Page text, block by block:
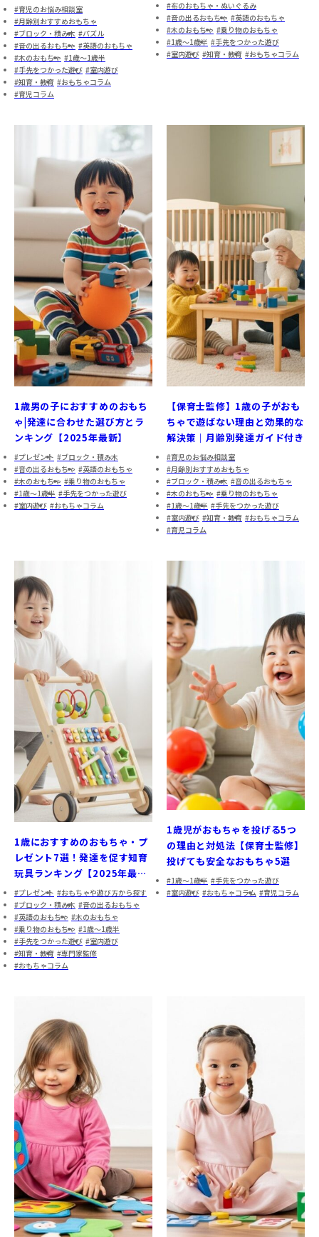
育児のお悩み相談室
月齢別おすすめおもちゃ
ブロック・積み木
パズル
音の出るおもちゃ
英語のおもちゃ
木のおもちゃ
1歳～1歳半
手先をつかった遊び
室内遊び
知育・教育
おもちゃコラム
育児コラム
布のおもちゃ・ぬいぐるみ
音の出るおもちゃ
英語のおもちゃ
木のおもちゃ
乗り物のおもちゃ
1歳～1歳半
手先をつかった遊び
室内遊び
知育・教育 おもちゃコラム
1歳男の子におすすめのおもち
ゃ|発達に合わせた選び方とラ
ンキング【2025年最新】
プレゼント
ブロック・積み木
音の出るおもちゃ
英語のおもちゃ
木のおもちゃ
乗り物のおもちゃ
1歳～1歳半
手先をつかった遊び
室内遊び
おもちゃコラム
【保育士監修】1歳の子がおも
ちゃで遊ばない理由と効果的な
解決策｜月齢別発達ガイド付き
育児のお悩み相談室
月齢別おすすめおもちゃ
ブロック・積み木
音の出るおもちゃ
木のおもちゃ
乗り物のおもちゃ
1歳～1歳半
手先をつかった遊び
室内遊び
知育・教育
おもちゃコラム
育児コラム
1歳におすすめのおもちゃ・プ
レゼント7選！発達を促す知育
玩具ランキング【2025年最新
版】
プレゼント
おもちゃや遊び方から探す
ブロック・積み木
音の出るおもちゃ
英語のおもちゃ
木のおもちゃ
乗り物のおもちゃ
1歳～1歳半
手先をつかった遊び
室内遊び
知育・教育
専門家監修
おもちゃコラム
1歳児がおもちゃを投げる5つ
の理由と対処法【保育士監修】
投げても安全なおもちゃ5選
1歳～1歳半
手先をつかった遊び
室内遊び
おもちゃコラム 育児コラム